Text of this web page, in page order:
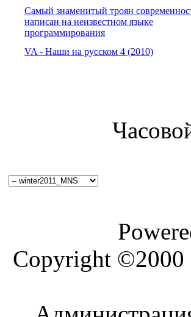
Самый знаменитый троян
написан на неизвестном языке
программирования
VA - Наши на русском 4 (2010)
Copyright ©2000